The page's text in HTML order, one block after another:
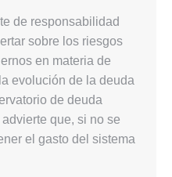
de responsabilidad
sobre los riesgos
en materia de
evolución de la deuda
de deuda
que, si no se
el gasto del sistema